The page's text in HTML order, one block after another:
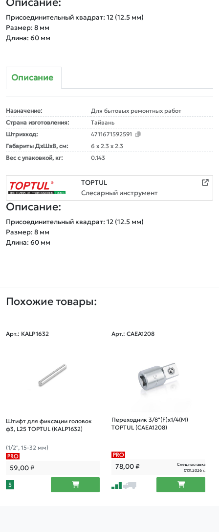
Присоединительный квадрат: 12 (12.5 мм)
Размер: 8 мм
Описание
Назначение:
Для бытовых ремонтных работ
Страна изготовления:
Тайвань
Штрихкод:
4711671592591
Габариты ДxШxВ, см:
6 x 2.3 x 2.3
Вес с упаковкой, кг:
0.143
TOPTUL
Слесарный инструмент
Описание:
Присоединительный квадрат: 12 (12.5 мм)
Размер: 8 мм
Похожие товары:
Арт.: KALP1632
Штифт для фиксации головок
ф3, L25 TOPTUL (KALP1632)
(1/2", 15-32 мм)
59,00₽
5
Арт.: CAEA1208
Переходник 3/8"(F)х1/4(М)
TOPTUL (CAEA1208)
78,00₽
След.поставка
01.11.2026 г.